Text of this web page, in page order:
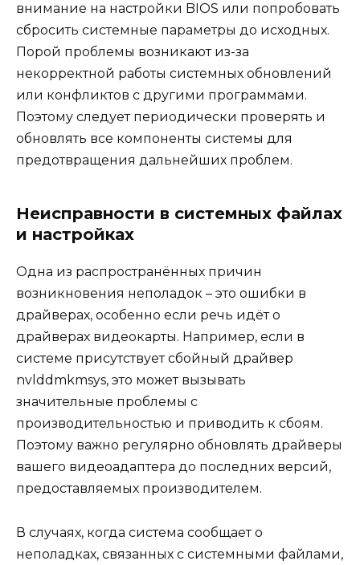
внимание на настройки BIOS или попробовать
сбросить системные параметры до исходных.
Порой проблемы возникают из-за
некорректной работы системных обновлений
или конфликтов с другими программами.
Поэтому следует периодически проверять и
обновлять все компоненты системы для
предотвращения дальнейших проблем.
Неисправности в системных файлах
и настройках
Одна из распространённых причин
возникновения неполадок – это ошибки в
драйверах, особенно если речь идёт о
драйверах видеокарты. Например, если в
системе присутствует сбойный драйвер
nvlddmkmsys, это может вызывать
значительные проблемы с
производительностью и приводить к сбоям.
Поэтому важно регулярно обновлять драйверы
вашего видеоадаптера до последних версий,
предоставляемых производителем.
В случаях, когда система сообщает о
неполадках, связанных с системными файлами,